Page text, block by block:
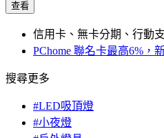
查看
信用卡、無卡分期、行動
PChome 聯名卡最高6%，
搜尋更多
#LED吸頂燈
#小夜燈